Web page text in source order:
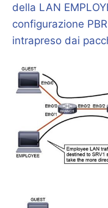
della LAN
configurazione
intrapreso dai